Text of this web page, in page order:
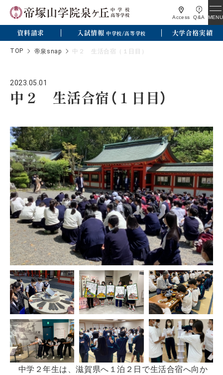
Access Q&A MENU
資料請求 入試情報 中学校/高等学校 大学合格実績
TOP 帝泉snap 中２ 生活合宿（１日目）
2023.05.01
中２ 生活合宿（１日目）
中学２年生は、滋賀県へ１泊２日で生活合宿へ向か